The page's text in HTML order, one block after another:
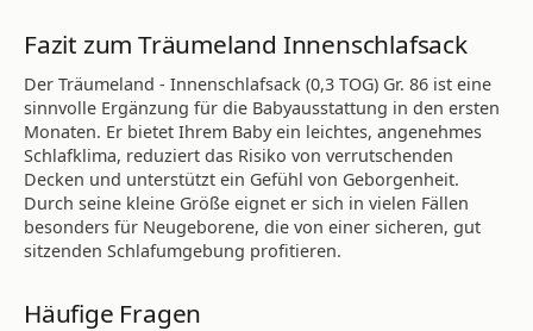
Fazit zum Träumeland Innenschlafsack
Der Träumeland - Innenschlafsack (0,3 TOG) Gr. 86 ist eine
sinnvolle Ergänzung für die Babyausstattung in den ersten
Monaten. Er bietet Ihrem Baby ein leichtes, angenehmes
Schlafklima, reduziert das Risiko von verrutschenden
Decken und unterstützt ein Gefühl von Geborgenheit.
Durch seine kleine Größe eignet er sich in vielen Fällen
besonders für Neugeborene, die von einer sicheren, gut
sitzenden Schlafumgebung profitieren.
Häufige Fragen